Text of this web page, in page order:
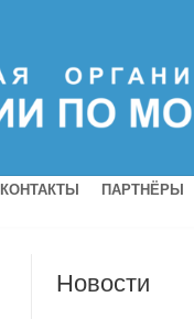
КОНТАКТЫ ПАРТНЁРЫ
Новости